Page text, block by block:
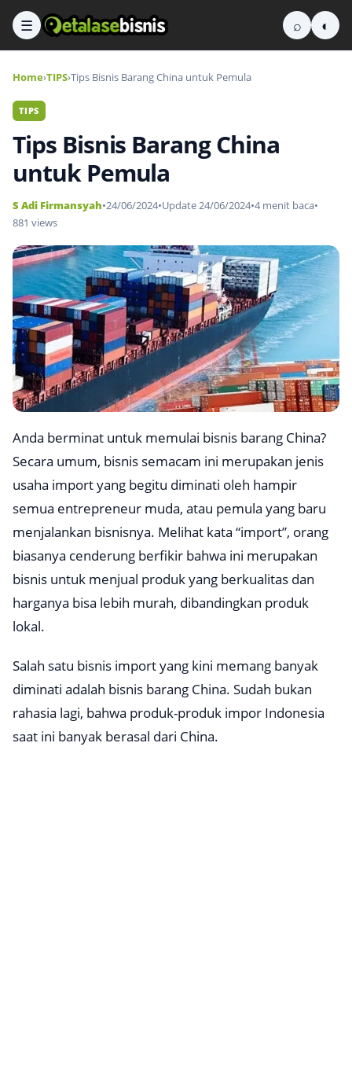
☰ ⌕ ◐
Home›TIPS›Tips Bisnis Barang China untuk Pemula
TIPS
Tips Bisnis Barang China
untuk Pemula
S Adi Firmansyah•24/06/2024•Update 24/06/2024•4 menit baca•
881 views
Anda berminat untuk memulai bisnis barang China?
Secara umum, bisnis semacam ini merupakan jenis
usaha import yang begitu diminati oleh hampir
semua entrepreneur muda, atau pemula yang baru
menjalankan bisnisnya. Melihat kata “import”, orang
biasanya cenderung berfikir bahwa ini merupakan
bisnis untuk menjual produk yang berkualitas dan
harganya bisa lebih murah, dibandingkan produk
lokal.
Salah satu bisnis import yang kini memang banyak
diminati adalah bisnis barang China. Sudah bukan
rahasia lagi, bahwa produk-produk impor Indonesia
saat ini banyak berasal dari China.